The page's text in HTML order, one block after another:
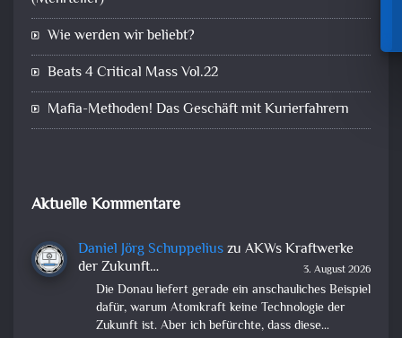
Wie werden wir beliebt?
Beats 4 Critical Mass Vol.22
Mafia-Methoden! Das Geschäft mit Kurierfahrern
Aktuelle Kommentare
Daniel Jörg Schuppeliuszu AKWs Kraftwerke
der Zukunft…
3. August 2026
Die Donau liefert gerade ein anschauliches Beispiel
dafür, warum Atomkraft keine Technologie der
Zukunft ist. Aber ich befürchte, dass diese…